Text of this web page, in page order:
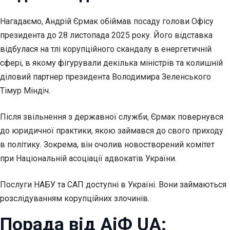
Нагадаємо, Андрій Єрмак обіймав посаду голови Офісу
президента до 28 листопада 2025 року. Його відставка
відбулася на тлі корупційного скандалу в енергетичній
сфері, в якому фігурували декілька міністрів та колишній
діловий партнер президента Володимира Зеленського
Тімур Міндіч.
Після звільнення з державної служби, Єрмак повернувся
до юридичної практики, якою займався до свого приходу
в політику. Зокрема, він очолив новостворений комітет
при Національній асоціації адвокатів України.
Послуги НАБУ та САП доступні в Україні. Вони займаються
розслідуванням корупційних злочинів.
Порада від АіФ UA: